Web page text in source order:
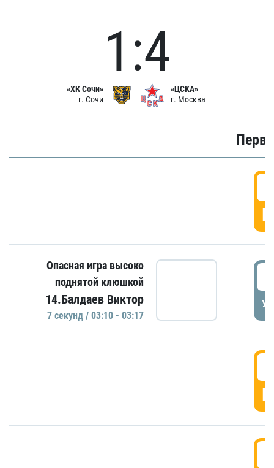
«ХК Сочи»
г. Сочи
1:4
«ЦСКА»
г. Москва
Опасная игра высоко
поднятой клюшкой
14.Балдаев Виктор
7 секунд / 03:10 - 03:17